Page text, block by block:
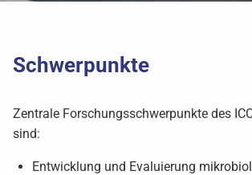
Schwerpunkte
Zentrale Forschungsschwerpunkte des
sind:
Entwicklung und Evaluierung